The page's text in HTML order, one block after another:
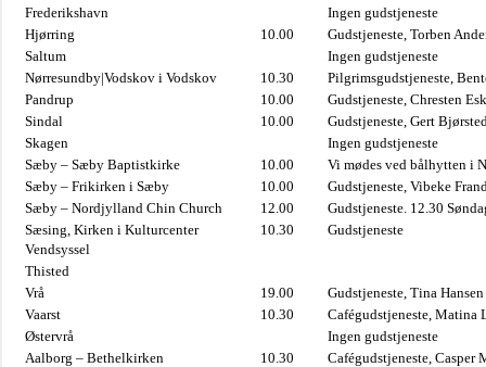
Frederikshavn
Ingen gudstjeneste
Hjørring
10.00
Gudstjeneste, Torben
Saltum
Ingen gudstjeneste
Nørresundby|Vodskov i Vodskov
10.30
Pilgrimsgudstjeneste,
Pandrup
10.00
Gudstjeneste, Chresten
Sindal
10.00
Gudstjeneste, Gert
Skagen
Ingen gudstjeneste
Sæby – Sæby Baptistkirke
10.00
Vi mødes ved bålhytten i
Sæby – Frikirken i Sæby
10.00
Gudstjeneste, Vibeke
Sæby – Nordjylland Chin Church
12.00
Gudstjeneste. 12.30
Sæsing, Kirken i Kulturcenter
Vendsyssel
10.30 Gudstjeneste
Thisted
Vrå
19.00
Gudstjeneste, Tina Hansen
Vaarst
10.30
Cafégudstjeneste, Matina
Østervrå
Ingen gudstjeneste
Aalborg – Bethelkirken
10.30 Cafégudstjeneste, Casper